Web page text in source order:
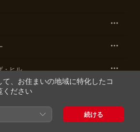
・ヒル
ヴ・ハー
ギター・ジェントリー・ウィープ
、お住まいの地域に特化したコ
ください
続ける